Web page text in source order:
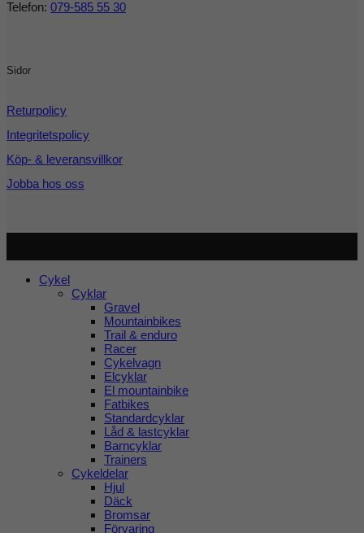
Telefon: 079-585 55 30
Sidor
Returpolicy
Integritetspolicy
Köp- & leveransvillkor
Jobba hos oss
Cykel
Cyklar
Gravel
Mountainbikes
Trail & enduro
Racer
Cykelvagn
Elcyklar
El mountainbike
Fatbikes
Standardcyklar
Låd & lastcyklar
Barncyklar
Trainers
Cykeldelar
Hjul
Däck
Bromsar
Förvaring